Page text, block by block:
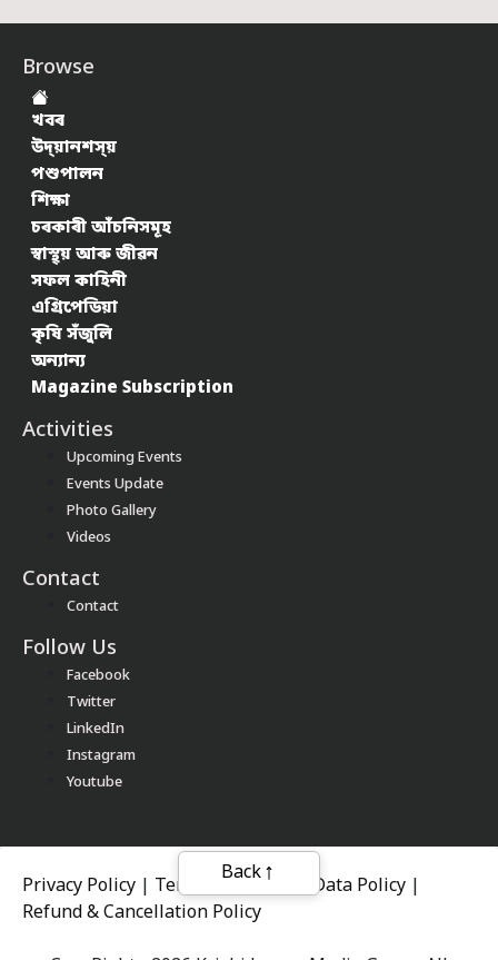
Browse
খবৰ
উদ্য়ানশস্য়
পশুপালন
শিক্ষা
চৰকাৰী আঁচনিসমূহ
স্বাস্থ্য় আৰু জীৱন
সফল কাহিনী
এগ্ৰিপেডিয়া
কৃষি সঁজুলি
অন্যান্য
Magazine Subscription
Activities
Upcoming Events
Events Update
Photo Gallery
Videos
Contact
Contact
Follow Us
Facebook
Twitter
LinkedIn
Instagram
Youtube
Privacy Policy | Terms of Service Data Policy |
Refund & Cancellation Policy
Back